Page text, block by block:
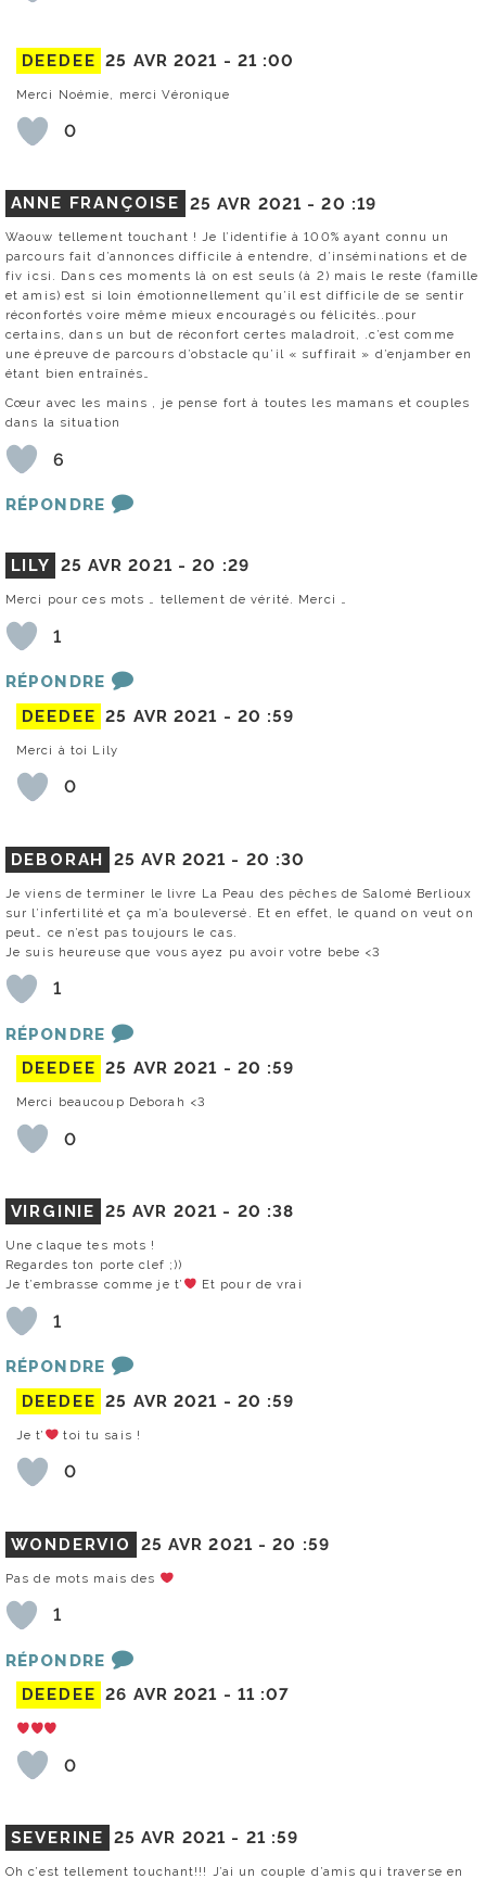
DEEDEE 25 AVR 2021 - 21 :00
Merci Noémie, merci Véronique
0
ANNE FRANÇOISE 25 AVR 2021 -20 :19
Waouw tellement touchant ! Je l’identifie à 100% ayant connu un
parcours fait d’annonces difficile à entendre, d’inséminations et de
fiv icsi. Dans ces moments là on est seuls (à 2) mais le reste (famille
et amis) est si loin émotionnellement qu’il est difficile de se sentir
réconfortés voire même mieux encouragés ou félicités..pour
certains, dans un but de réconfort certes maladroit, .c’est comme
une épreuve de parcours d’obstacle qu’il « suffirait » d’enjamber en
étant bien entraînés…
Cœur avec les mains , je pense fort à toutes les mamans et couples
dans la situation
6
RÉPONDRE
LILY 25 AVR 2021 -20 :29
Merci pour ces mots … tellement de vérité. Merci …
1
RÉPONDRE
DEEDEE 25 AVR 2021 - 20 :59
Merci à toi Lily
0
DEBORAH 25 AVR 2021 - 20 :30
Je viens de terminer le livre La Peau des pêches de Salomé Berlioux
sur l’infertilité et ça m’a bouleversé. Et en effet, le quand on veut on
peut… ce n’est pas toujours le cas.
Je suis heureuse que vous ayez pu avoir votre bebe <3
1
RÉPONDRE
DEEDEE 25 AVR 2021 - 20 :59
Merci beaucoup Deborah <3
0
VIRGINIE 25 AVR 2021 - 20 :38
Une claque tes mots !
Regardes ton porte clef ;))
Je t’embrasse comme je t’
Et pour de vrai
1
RÉPONDRE
DEEDEE 25 AVR 2021 - 20 :59
Je t’ toi tu sais !
0
WONDERVIO 25 AVR 2021 -20 :59
Pas de mots mais des
1
RÉPONDRE
DEEDEE 26 AVR 2021 - 11 :07
0
SEVERINE 25 AVR 2021 - 21 :59
Oh c’est tellement touchant!!! J’ai un couple d’amis qui traverse en